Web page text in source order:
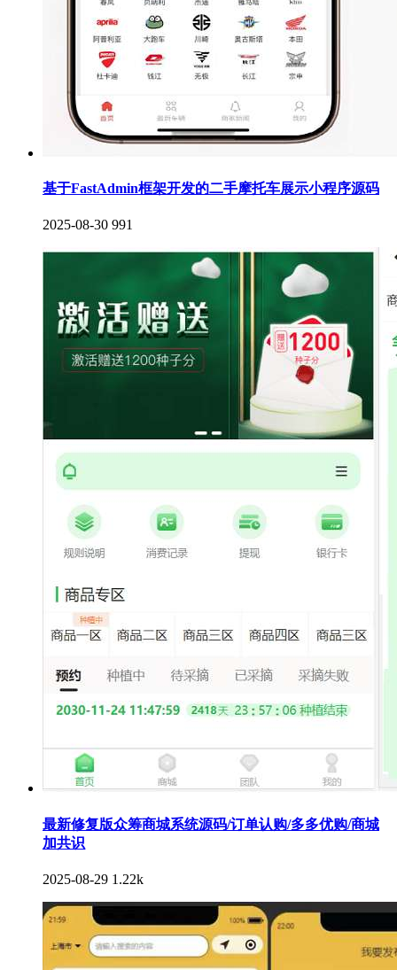
基于FastAdmin框架开发的二手摩托车展示小程序源码
2025-08-30 991
最新修复版众筹商城系统源码/订单认购/多多优购/商城
加共识
2025-08-29 1.22k